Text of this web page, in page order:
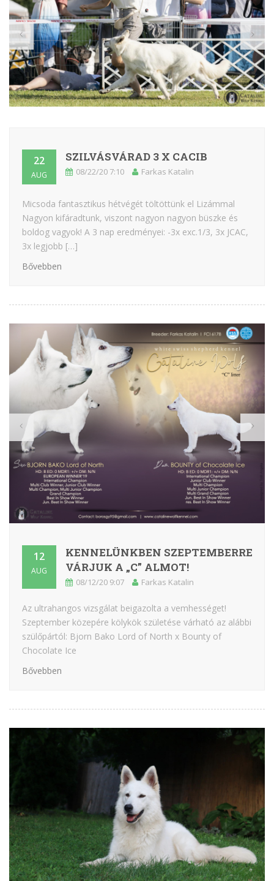
22
AUG
SZILVÁSVÁRAD 3 X CACIB
08/22/20 7:10 Farkas Katalin
Micsoda fantasztikus hétvégét töltöttünk el Lizámmal
Nagyon kifáradtunk, viszont nagyon nagyon büszke és
boldog vagyok! A 3 nap eredményei: -3x exc.1/3, 3x JCAC,
3x legjobb […]
Bővebben
12
AUG
KENNELÜNKBEN SZEPTEMBERRE
VÁRJUK A „C” ALMOT!
08/12/20 9:07 Farkas Katalin
Az ultrahangos vizsgálat beigazolta a vemhességet!
Szeptember közepére kölykök születése várható az alábbi
szülőpártól: Bjorn Bako Lord of North x Bounty of
Chocolate Ice
Bővebben